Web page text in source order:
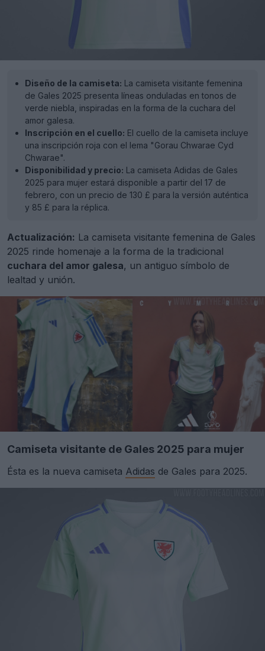
Diseño de la camiseta: La camiseta visitante femenina
de Gales 2025 presenta líneas onduladas en tonos de
verde niebla, inspiradas en la forma de la cuchara del
amor galesa.
Inscripción en el cuello: El cuello de la camiseta incluye
una inscripción roja con el lema "Gorau Chwarae Cyd
Chwarae".
Disponibilidad y precio: La camiseta Adidas de Gales
2025 para mujer estará disponible a partir del 17 de
febrero, con un precio de 130 £ para la versión auténtica
y 85 £ para la réplica.
Actualización: La camiseta visitante femenina de Gales
2025 rinde homenaje a la forma de la tradicional
cuchara del amor galesa, un antiguo símbolo de
lealtad y unión.
Camiseta visitante de Gales 2025 para mujer
Ésta es la nueva camiseta Adidas de Gales para 2025.